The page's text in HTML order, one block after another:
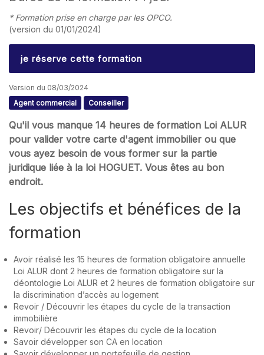
* Formation prise en charge par les OPCO.
(version du 01/01/2024)
je réserve cette formation
Version du 08/03/2024
Agent commercial
Conseiller
Qu'il vous manque 14 heures de formation Loi ALUR
pour valider votre carte d'agent immobilier ou que
vous ayez besoin de vous former sur la partie
juridique liée à la loi HOGUET. Vous êtes au bon
endroit.
Les objectifs et bénéfices de la
formation
Avoir réalisé les 15 heures de formation obligatoire annuelle
Loi ALUR dont 2 heures de formation obligatoire sur la
déontologie Loi ALUR et 2 heures de formation obligatoire sur
la discrimination d’accès au logement
Revoir / Découvrir les étapes du cycle de la transaction
immobilière
Revoir/ Découvrir les étapes du cycle de la location
Savoir développer son CA en location